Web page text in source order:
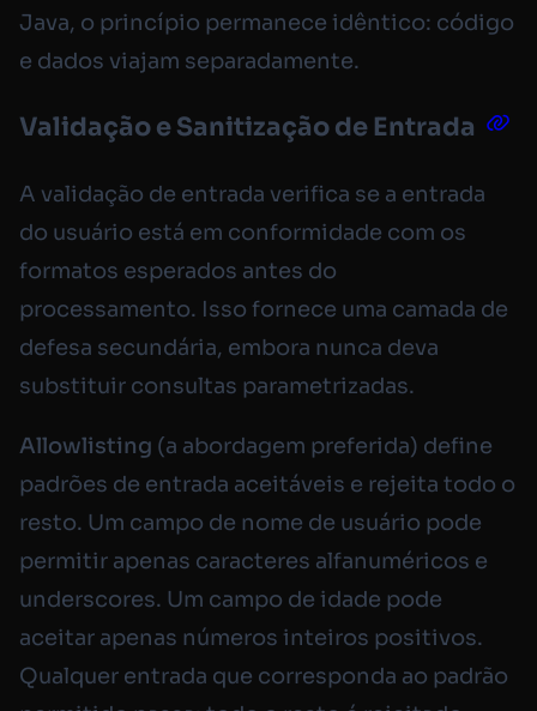
Java, o princípio permanece idêntico: código
e dados viajam separadamente.
Validação e Sanitização de Entrada
A validação de entrada verifica se a entrada
do usuário está em conformidade com os
formatos esperados antes do
processamento. Isso fornece uma camada de
defesa secundária, embora nunca deva
substituir consultas parametrizadas.
Allowlisting (a abordagem preferida) define
padrões de entrada aceitáveis e rejeita todo o
resto. Um campo de nome de usuário pode
permitir apenas caracteres alfanuméricos e
underscores. Um campo de idade pode
aceitar apenas números inteiros positivos.
Qualquer entrada que corresponda ao padrão